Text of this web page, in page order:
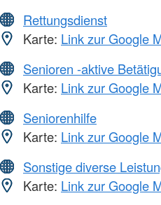
Rettungsdienst
Karte: Link zur Google
Senioren -aktive
Karte: Link zur Google
Seniorenhilfe
Karte: Link zur Google
Sonstige diverse
Karte: Link zur Google